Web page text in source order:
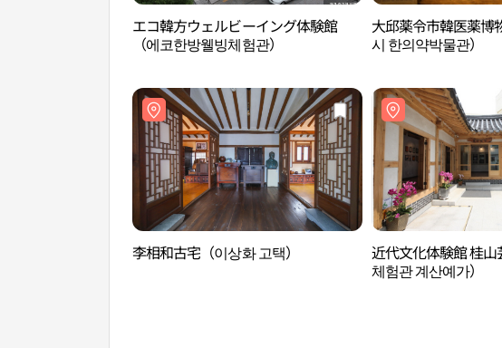
エコ韓方ウェルビーイング体験館
（에코한방웰빙체험관）
大邱薬令市韓医薬博
시 한의약박물관）
李相和古宅（이상화 고택）
近代文化体験館 桂
체험관 계산예가）